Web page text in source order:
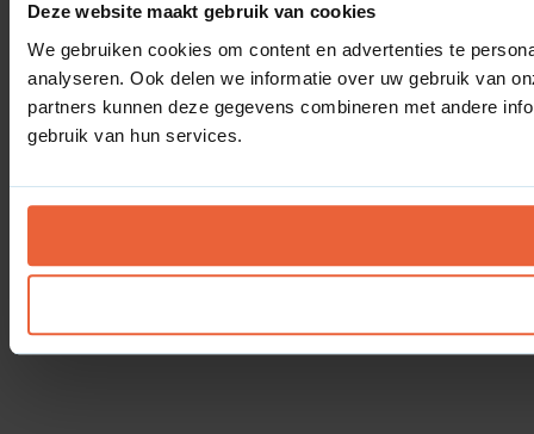
Deze website maakt gebruik van cookies
We gebruiken cookies om content en advertenties te
analyseren. Ook delen we informatie over uw gebruik van
partners kunnen deze gegevens combineren met andere
gebruik van hun services.